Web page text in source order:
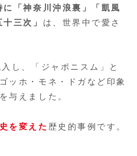
に「神奈川沖浪裏」「凱風
十三次」 は、世界中で愛さ
し、「ジャポニスム」と
ッホ・モネ・ドガなど印象
与えました。
を変えた 歴史的事例です。